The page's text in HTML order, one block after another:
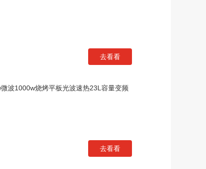
去看看
波1000w烧烤平板光波速热23L容量变频
去看看